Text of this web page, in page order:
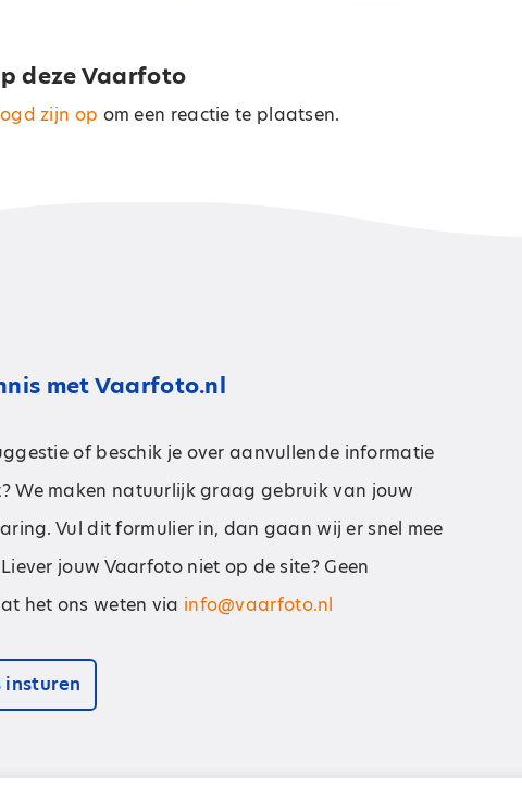
deze Vaarfoto
zijn op om een reactie te plaatsen.
met Vaarfoto.nl
of beschik je over aanvullende informatie
We maken natuurlijk graag gebruik van jouw
Vul dit formulier in, dan gaan wij er snel mee
jouw Vaarfoto niet op de site? Geen
het ons weten via info@vaarfoto.nl
insturen